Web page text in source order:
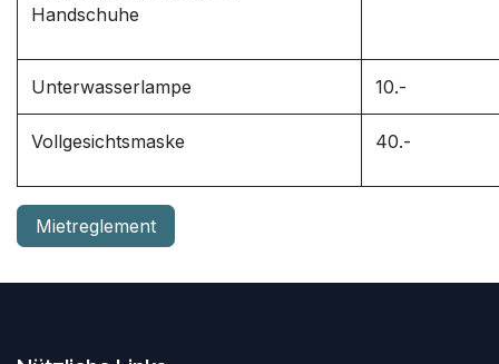
Handschuhe
Unterwasserlampe 10.-
Vollgesichtsmaske 40.-
Mietreglement